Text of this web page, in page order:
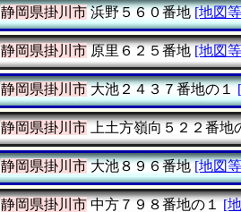
静岡県掛川市浜野５６０番地 [地図
静岡県掛川市原里６２５番地 [地図
静岡県掛川市大池２４３７番地の１
静岡県掛川市上土方嶺向５２２番地
静岡県掛川市大池８９６番地 [地図
静岡県掛川市中方７９８番地の１ [